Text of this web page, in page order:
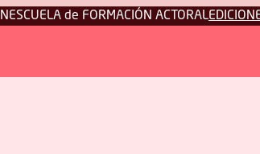
ESCUELA de FORMACIÓN ACTORAL